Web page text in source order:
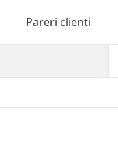
Pareri clienti